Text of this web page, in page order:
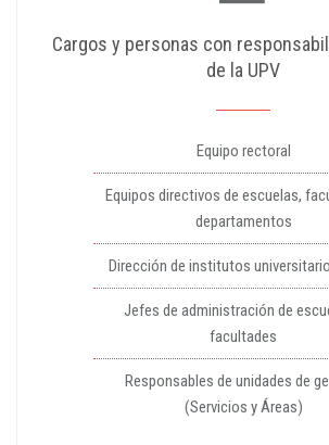
Cargos y personas con
de la UPV
Equipo rectoral
Equipos directivos de escuelas,
departamentos
Dirección de institutos
Jefes de administración de
facultades
Responsables de unidades de
(Servicios y Áreas)